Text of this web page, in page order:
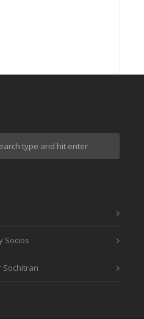
Socios
Sochitran